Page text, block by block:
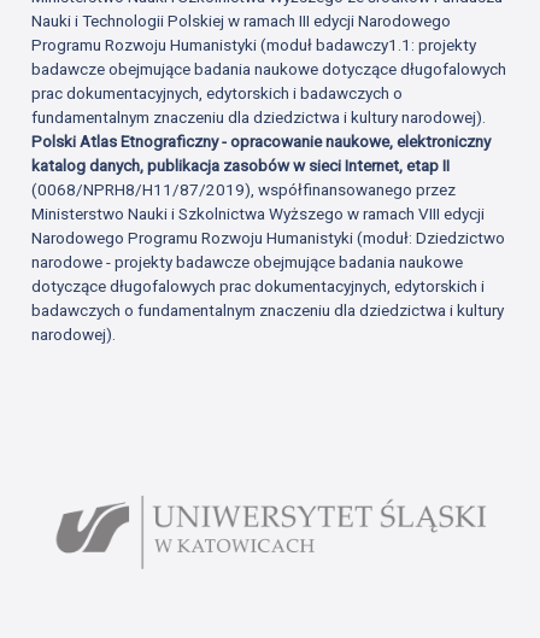
Nauki i Technologii Polskiej w ramach III edycji Narodowego
Programu Rozwoju Humanistyki (moduł badawczy1.1: projekty
badawcze obejmujące badania naukowe dotyczące długofalowych
prac dokumentacyjnych, edytorskich i badawczych o
fundamentalnym znaczeniu dla dziedzictwa i kultury narodowej).
Polski Atlas Etnograficzny - opracowanie naukowe, elektroniczny
katalog danych, publikacja zasobów w sieci Internet, etap II
(0068/NPRH8/H11/87/2019), współfinansowanego przez
Ministerstwo Nauki i Szkolnictwa Wyższego w ramach VIII edycji
Narodowego Programu Rozwoju Humanistyki (moduł: Dziedzictwo
narodowe - projekty badawcze obejmujące badania naukowe
dotyczące długofalowych prac dokumentacyjnych, edytorskich i
badawczych o fundamentalnym znaczeniu dla dziedzictwa i kultury
narodowej).